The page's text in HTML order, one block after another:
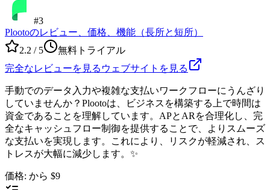
#3
Plootoのレビュー、価格、機能（長所と短所）
2.2 / 5
無料トライアル
完全なレビューを見る ウェブサイトを見る
手動でのデータ入力や複雑な支払いワークフローにうんざり
していませんか？Plootoは、ビジネスを構築する上で時間は
資金であることを理解しています。APとARを合理化し、完
全なキャッシュフロー制御を提供することで、よりスムーズ
な支払いを実現します。これにより、リスクが軽減され、ス
トレスが大幅に減少します。✨
価格: から $9